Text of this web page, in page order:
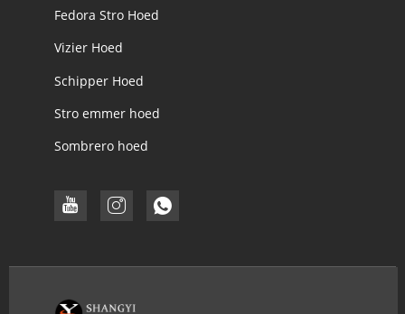
Fedora Stro Hoed
Vizier Hoed
Schipper Hoed
Stro emmer hoed
Sombrero hoed